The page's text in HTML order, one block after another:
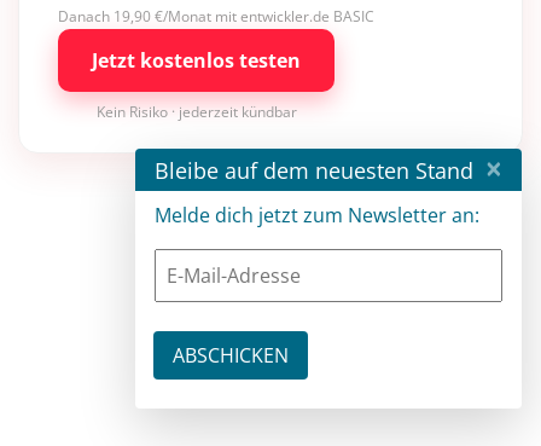
Danach 19,90 €/Monat mit entwickler.de BASIC
Jetzt kostenlos testen
Kein Risiko · jederzeit kündbar
Bleibe auf dem neuesten Stand ×
Melde dich jetzt zum Newsletter an: